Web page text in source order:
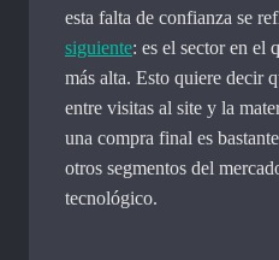
esta falta de confianza se
siguiente: es el sector en el
más alta. Esto quiere decir
entre visitas al site y la
una compra final es
otros segmentos del
tecnológico.